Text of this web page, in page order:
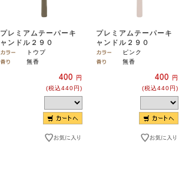
プレミアムテーパーキ
ャンドル２９０
トウプ
無香
400
円
(税込440円)
プレミアムテーパーキ
ャンドル２９０
ピンク
無香
400
円
(税込440円)